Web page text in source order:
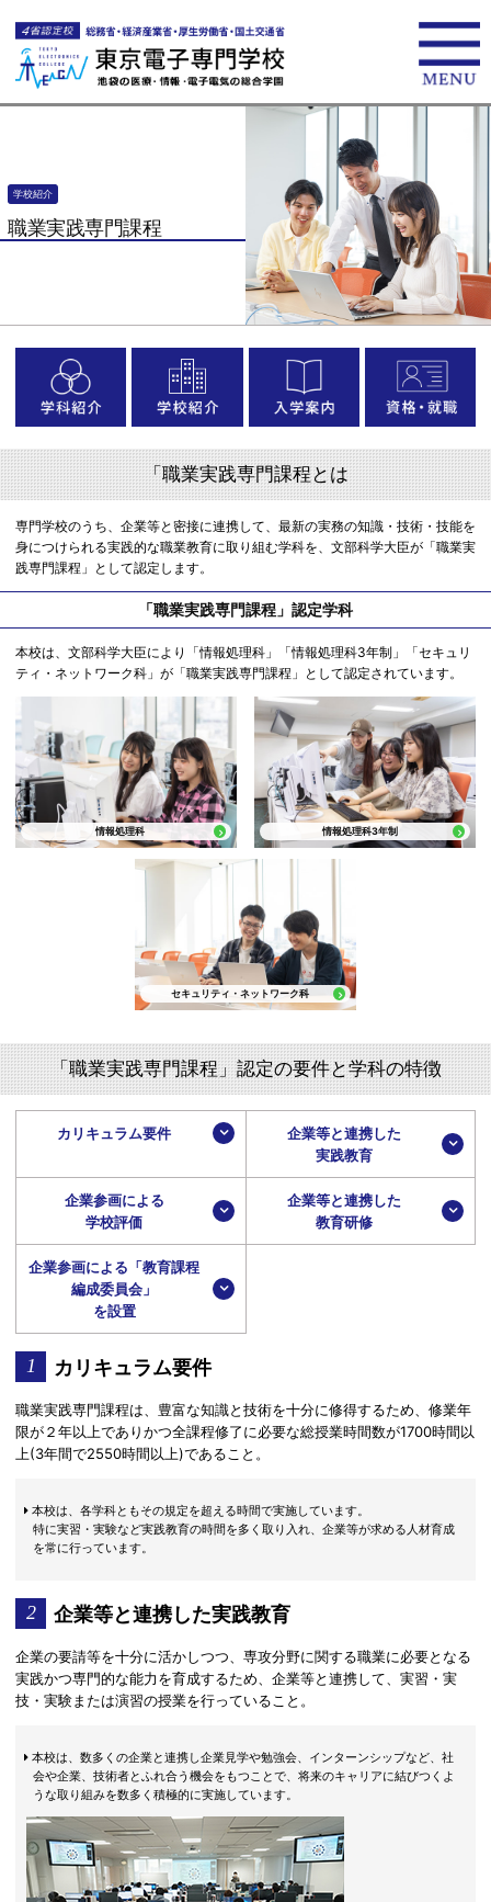
学校紹介
職業実践専門課程
「職業実践専門課程とは
専門学校のうち、企業等と密接に連携して、最新の実務の知識・技術・技能を
身につけられる実践的な職業教育に取り組む学科を、文部科学大臣が「職業実
践専門課程」として認定します。
「職業実践専門課程」認定学科
本校は、文部科学大臣により「情報処理科」「情報処理科3年制」「セキュリ
ティ・ネットワーク科」が「職業実践専門課程」として認定されています。
情報処理科 情報処理科3年制
セキュリティ・ネットワーク科
「職業実践専門課程」認定の要件と学科の特徴
カリキュラム要件
企業等と連携した
実践教育
企業参画による
学校評価
企業等と連携した
教育研修
企業参画による「教育課程
編成委員会」
を設置
カリキュラム要件
職業実践専門課程は、豊富な知識と技術を十分に修得するため、修業年
限が２年以上でありかつ全課程修了に必要な総授業時間数が1700時間以
上(3年間で2550時間以上)であること。
本校は、各学科ともその規定を超える時間で実施しています。
特に実習・実験など実践教育の時間を多く取り入れ、企業等が求める人材育成
を常に行っています。
企業等と連携した実践教育
企業の要請等を十分に活かしつつ、専攻分野に関する職業に必要となる
実践かつ専門的な能力を育成するため、企業等と連携して、実習・実
技・実験または演習の授業を行っていること。
本校は、数多くの企業と連携し企業見学や勉強会、インターンシップなど、社
会や企業、技術者とふれ合う機会をもつことで、将来のキャリアに結びつくよ
うな取り組みを数多く積極的に実施しています。